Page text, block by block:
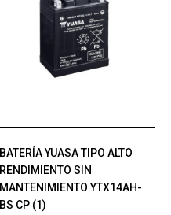
BATERÍA YUASA TIPO ALTO
RENDIMIENTO SIN
MANTENIMIENTO YTX14AH-
BS CP (1)